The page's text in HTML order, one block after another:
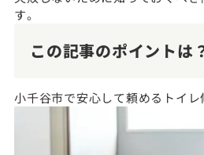
す。
この記事のポイントは
小千谷市で安心して頼めるトイ